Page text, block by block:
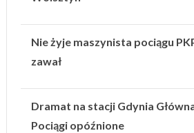
Nie żyje maszynista pociągu
zawał
Dramat na stacji Gdynia
Pociągi opóźnione